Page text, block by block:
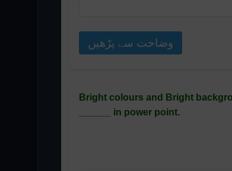
وضاحت سے پڑھیں
Bright colours and Bright
______ in power point.